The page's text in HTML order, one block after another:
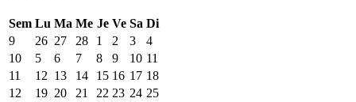
Sem Lu Ma Me Je Ve Sa Di
9
26 27 28 1 2 3
4
10
5 6 7 8 9 10 11
11
12 13 14 15 16 17 18
12
19 20 21 22 23 24 25